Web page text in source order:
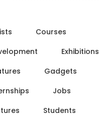
Courses
Exhibitions
Gadgets
Jobs
Students